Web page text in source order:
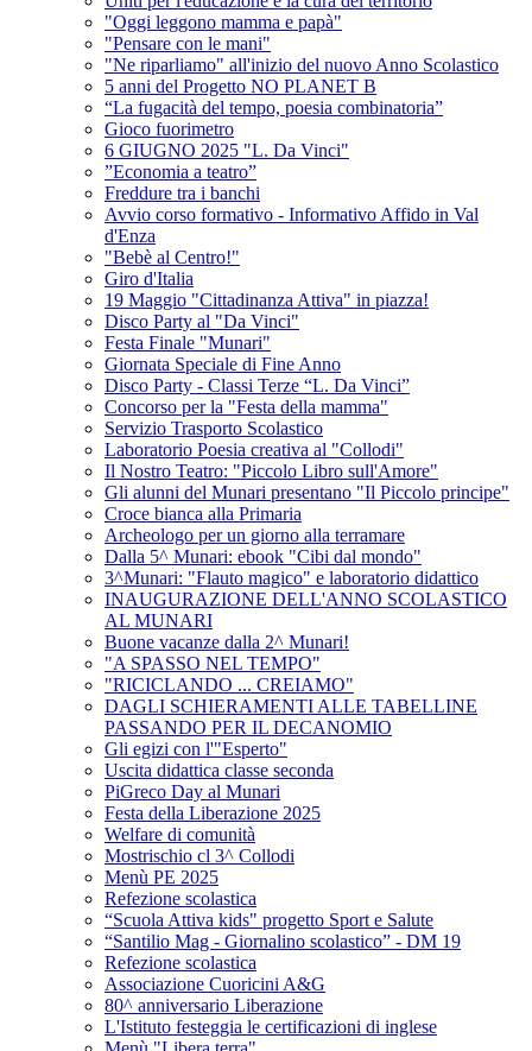
"Oggi leggono mamma e papà"
"Pensare con le mani"
"Ne riparliamo" all'inizio del nuovo Anno Scolastico
5 anni del Progetto NO PLANET B
“La fugacità del tempo, poesia combinatoria”
Gioco fuorimetro
6 GIUGNO 2025 "L. Da Vinci"
”Economia a teatro”
Freddure tra i banchi
Avvio corso formativo - Informativo Affido in Val
d'Enza
"Bebè al Centro!"
Giro d'Italia
19 Maggio "Cittadinanza Attiva" in piazza!
Disco Party al "Da Vinci"
Festa Finale "Munari"
Giornata Speciale di Fine Anno
Disco Party - Classi Terze “L. Da Vinci”
Concorso per la "Festa della mamma"
Servizio Trasporto Scolastico
Laboratorio Poesia creativa al "Collodi"
Il Nostro Teatro: "Piccolo Libro sull'Amore"
Gli alunni del Munari presentano "Il Piccolo principe"
Croce bianca alla Primaria
Archeologo per un giorno alla terramare
Dalla 5^ Munari: ebook "Cibi dal mondo"
3^Munari: "Flauto magico" e laboratorio didattico
INAUGURAZIONE DELL'ANNO SCOLASTICO
AL MUNARI
Buone vacanze dalla 2^ Munari!
"A SPASSO NEL TEMPO"
"RICICLANDO ... CREIAMO"
DAGLI SCHIERAMENTI ALLE TABELLINE
PASSANDO PER IL DECANOMIO
Gli egizi con l'"Esperto"
Uscita didattica classe seconda
PiGreco Day al Munari
Festa della Liberazione 2025
Welfare di comunità
Mostrischio cl 3^ Collodi
Menù PE 2025
Refezione scolastica
“Scuola Attiva kids" progetto Sport e Salute
“Santilio Mag - Giornalino scolastico” - DM 19
Refezione scolastica
Associazione Cuoricini A&G
80^ anniversario Liberazione
L'Istituto festeggia le certificazioni di inglese